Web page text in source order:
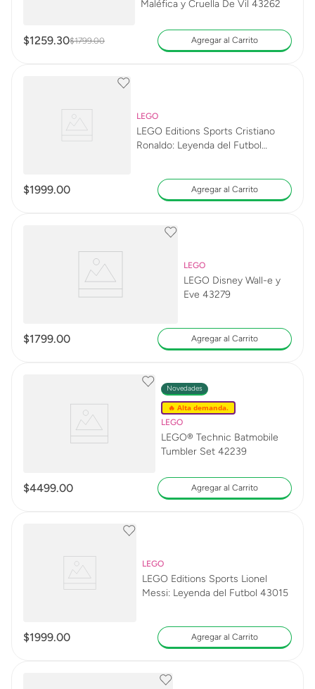
Maléfica y Cruella De Vil 43262
$1259.30$1799.00 Agregar al Carrito
LEGO
LEGO Editions Sports Cristiano
Ronaldo: Leyenda del Futbol
$1999.00 Agregar al Carrito
LEGO
LEGO Disney Wall-e y
Eve 43279
$1799.00 Agregar al Carrito
Novedades
🔥 Alta demanda.
LEGO
LEGO® Technic Batmobile
Tumbler Set 42239
$4499.00 Agregar al Carrito
LEGO
LEGO Editions Sports Lionel
Messi: Leyenda del Futbol 43015
$1999.00 Agregar al Carrito